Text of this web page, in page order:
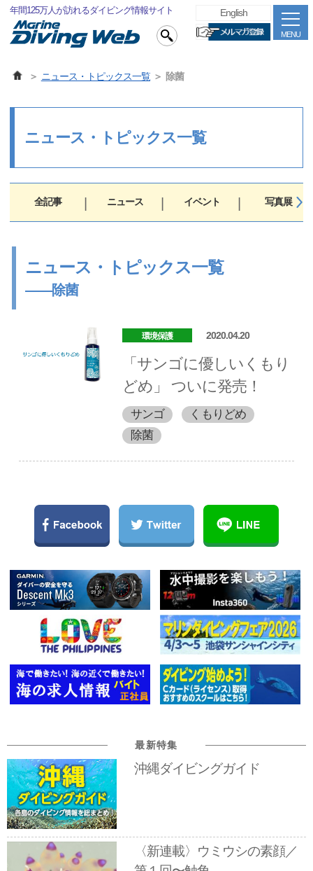
年間125万人が訪れるダイビング情報サイト
MENU
English
ニュース・トピックス一覧 除菌
ニュース・トピックス一覧
全記事 ニュース イベント 写真展
ニュース・トピックス一覧
――除菌
環境保護 2020.04.20
「サンゴに優しいくもり
どめ」 ついに発売！
サンゴ
くもりどめ
除菌
最新特集
沖縄ダイビングガイド
〈新連載〉ウミウシの素顔／